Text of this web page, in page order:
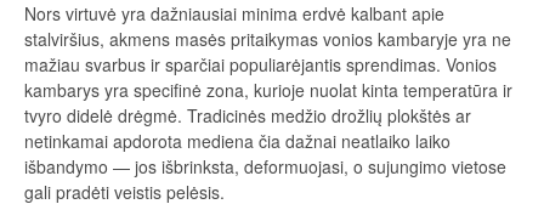
Nors virtuvė yra dažniausiai minima erdvė kalbant apie
stalviršius, akmens masės pritaikymas vonios kambaryje yra ne
mažiau svarbus ir sparčiai populiarėjantis sprendimas. Vonios
kambarys yra specifinė zona, kurioje nuolat kinta temperatūra ir
tvyro didelė drėgmė. Tradicinės medžio drožlių plokštės ar
netinkamai apdorota mediena čia dažnai neatlaiko laiko
išbandymo — jos išbrinksta, deformuojasi, o sujungimo vietose
gali pradėti veistis pelėsis.